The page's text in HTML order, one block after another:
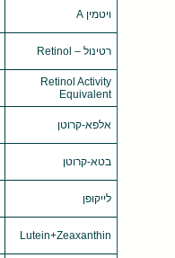
ויטמין A
רטינול – Retinol
Retinol Activity
Equivalent
אלפא-קרוטן
בטא-קרוטן
לייקופן
Lutein+Zeaxanthin